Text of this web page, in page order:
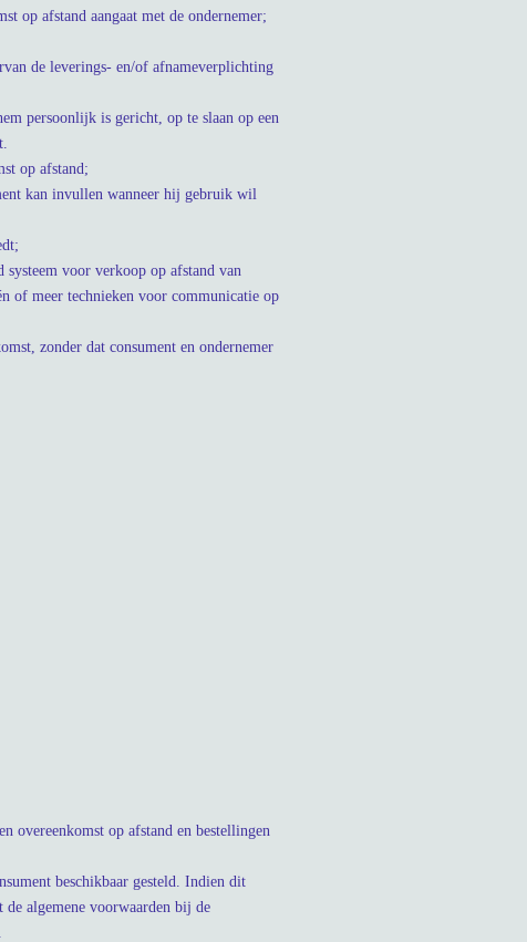
op afstand aangaat met de ondernemer;
de leverings- en/of afnameverplichting
persoonlijk is gericht, op te slaan op een
op afstand;
kan invullen wanneer hij gebruik wil
systeem voor verkoop op afstand van
of meer technieken voor communicatie op
zonder dat consument en ondernemer
overeenkomst op afstand en bestellingen
beschikbaar gesteld. Indien dit
algemene voorwaarden bij de